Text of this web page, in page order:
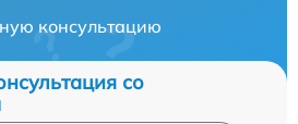
консультацию
со